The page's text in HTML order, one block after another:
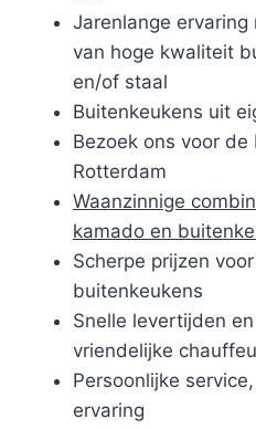
Jarenlange
van hoge kwaliteit
en/of staal
Buitenkeukens uit
Bezoek ons voor
Rotterdam
Waanzinnige
kamado en
Scherpe prijzen
buitenkeukens
Snelle levertijden
vriendelijke
Persoonlijke
ervaring